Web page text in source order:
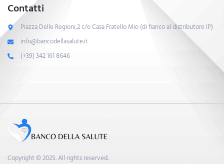
Contatti
Piazza Delle Regioni,2 c/o Casa Fratello Mio (di fianco al distributore IP)
info@bancodellasalute.it
(+39) 342 161 8646
Copyright © 2025. All rights reserved.